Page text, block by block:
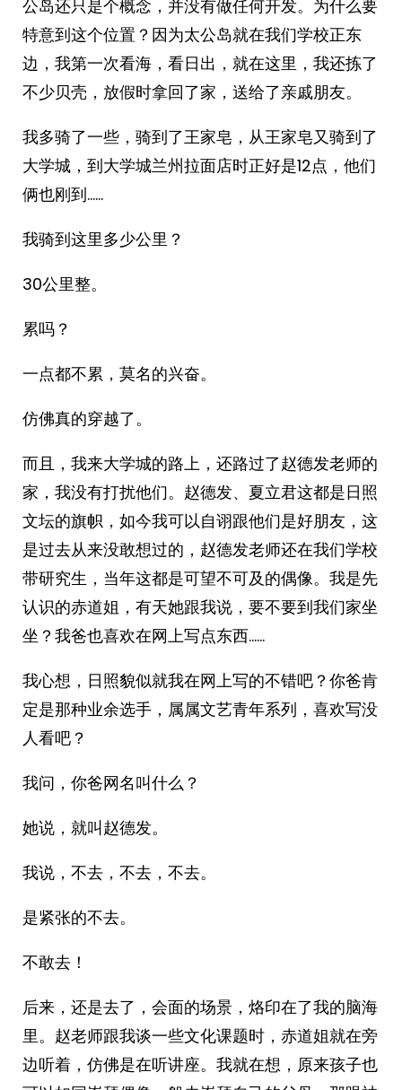
公岛还只是个概念，并没有做任何开发。为什么要
特意到这个位置？因为太公岛就在我们学校正东
边，我第一次看海，看日出，就在这里，我还拣了
不少贝壳，放假时拿回了家，送给了亲戚朋友。
我多骑了一些，骑到了王家皂，从王家皂又骑到了
大学城，到大学城兰州拉面店时正好是12点，他们
俩也刚到……
我骑到这里多少公里？
30公里整。
累吗？
一点都不累，莫名的兴奋。
仿佛真的穿越了。
而且，我来大学城的路上，还路过了赵德发老师的
家，我没有打扰他们。赵德发、夏立君这都是日照
文坛的旗帜，如今我可以自诩跟他们是好朋友，这
是过去从来没敢想过的，赵德发老师还在我们学校
带研究生，当年这都是可望不可及的偶像。我是先
认识的赤道姐，有天她跟我说，要不要到我们家坐
坐？我爸也喜欢在网上写点东西……
我心想，日照貌似就我在网上写的不错吧？你爸肯
定是那种业余选手，属属文艺青年系列，喜欢写没
人看吧？
我问，你爸网名叫什么？
她说，就叫赵德发。
我说，不去，不去，不去。
是紧张的不去。
不敢去！
后来，还是去了，会面的场景，烙印在了我的脑海
里。赵老师跟我谈一些文化课题时，赤道姐就在旁
边听着，仿佛是在听讲座。我就在想，原来孩子也